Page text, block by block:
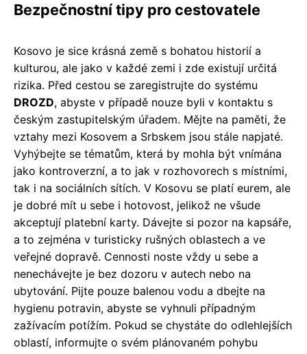
Bezpečnostní tipy pro cestovatele
Kosovo je sice krásná země s bohatou historií a
kulturou, ale jako v každé zemi i zde existují určitá
rizika. Před cestou se zaregistrujte do systému
DROZD, abyste v případě nouze byli v kontaktu s
českým zastupitelským úřadem. Mějte na paměti, že
vztahy mezi Kosovem a Srbskem jsou stále napjaté.
Vyhýbejte se tématům, která by mohla být vnímána
jako kontroverzní, a to jak v rozhovorech s místními,
tak i na sociálních sítích. V Kosovu se platí eurem, ale
je dobré mít u sebe i hotovost, jelikož ne všude
akceptují platební karty. Dávejte si pozor na kapsáře,
a to zejména v turisticky rušných oblastech a ve
veřejné dopravě. Cennosti noste vždy u sebe a
nenechávejte je bez dozoru v autech nebo na
ubytování. Pijte pouze balenou vodu a dbejte na
hygienu potravin, abyste se vyhnuli případným
zažívacím potížím. Pokud se chystáte do odlehlejších
oblastí, informujte o svém plánovaném pohybu